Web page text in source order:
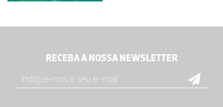
RECEBA A NOSSA NEWSLETTER